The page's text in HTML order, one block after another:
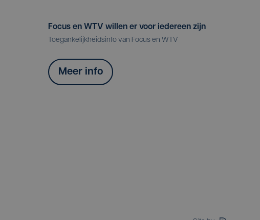
Focus en WTV willen er voor iedereen zijn
Toegankelijkheidsinfo van Focus en WTV
Meer info